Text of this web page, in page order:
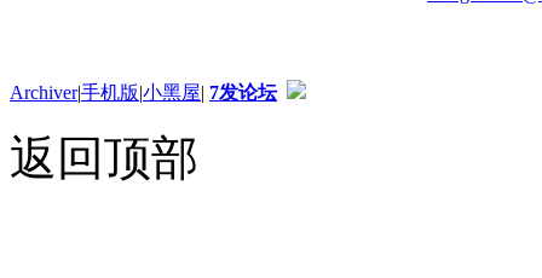
Archiver|手机版|小黑屋| 7发论坛
返回顶部